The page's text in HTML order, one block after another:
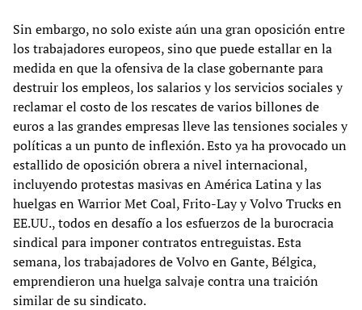
Sin embargo, no solo existe aún una gran oposición entre
los trabajadores europeos, sino que puede estallar en la
medida en que la ofensiva de la clase gobernante para
destruir los empleos, los salarios y los servicios sociales y
reclamar el costo de los rescates de varios billones de
euros a las grandes empresas lleve las tensiones sociales y
políticas a un punto de inflexión. Esto ya ha provocado un
estallido de oposición obrera a nivel internacional,
incluyendo protestas masivas en América Latina y las
huelgas en Warrior Met Coal, Frito-Lay y Volvo Trucks en
EE.UU., todos en desafío a los esfuerzos de la burocracia
sindical para imponer contratos entreguistas. Esta
semana, los trabajadores de Volvo en Gante, Bélgica,
emprendieron una huelga salvaje contra una traición
similar de su sindicato.